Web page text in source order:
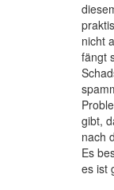
nicht
fängt
gibt,
nach
Es
es ist